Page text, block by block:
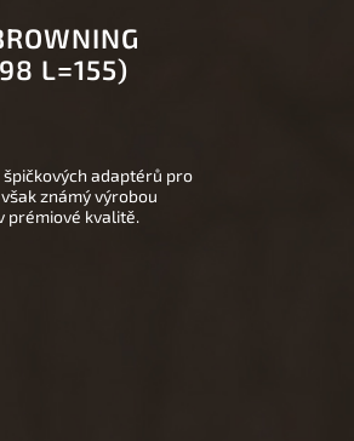
L=155)
adaptérů pro
známý výrobou
prémiové kvalitě.